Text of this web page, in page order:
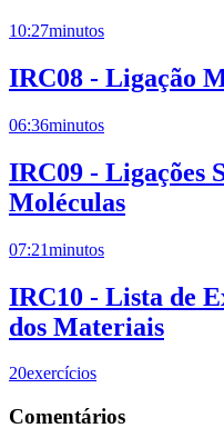
10:27minutos
IRC08 - Ligação
06:36minutos
IRC09 - Ligações
Moléculas
07:21minutos
IRC10 - Lista de
dos Materiais
20exercícios
Comentários